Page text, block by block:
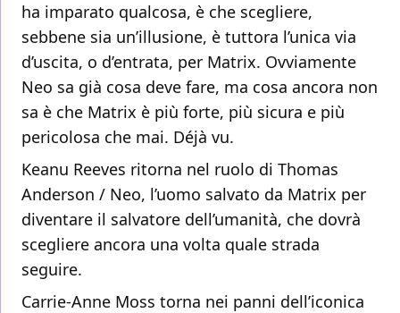
ha imparato qualcosa, è che scegliere,
sebbene sia un’illusione, è tuttora l’unica via
d’uscita, o d’entrata, per Matrix. Ovviamente
Neo sa già cosa deve fare, ma cosa ancora non
sa è che Matrix è più forte, più sicura e più
pericolosa che mai. Déjà vu.
Keanu Reeves ritorna nel ruolo di Thomas
Anderson / Neo, l’uomo salvato da Matrix per
diventare il salvatore dell’umanità, che dovrà
scegliere ancora una volta quale strada
seguire.
Carrie-Anne Moss torna nei panni dell’iconica